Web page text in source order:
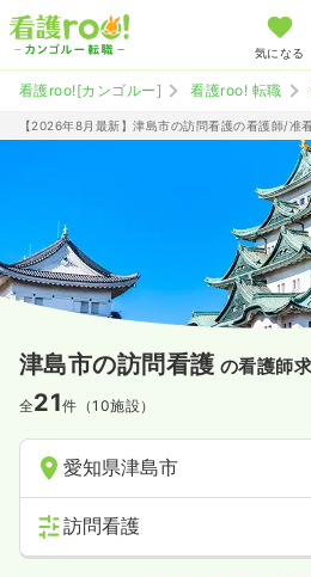
気になる
看護roo![カンゴルー] 看護roo! 転職
【2026年8月最新】津島市の訪問看護の看護師/准
津島市の訪問看護 の看護師
全21件（10施設）
愛知県津島市
訪問看護